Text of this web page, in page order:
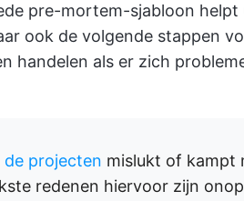
pre-mortem-sjabloon helpt
ook de volgende stappen
handelen als er zich
de projecten mislukt of kampt
redenen hiervoor zijn